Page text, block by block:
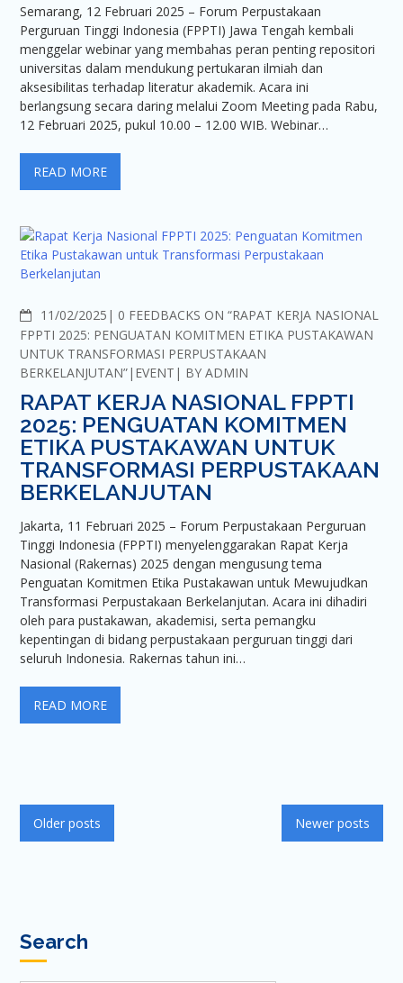
Semarang, 12 Februari 2025 – Forum Perpustakaan
Perguruan Tinggi Indonesia (FPPTI) Jawa Tengah kembali
menggelar webinar yang membahas peran penting repositori
universitas dalam mendukung pertukaran ilmiah dan
aksesibilitas terhadap literatur akademik. Acara ini
berlangsung secara daring melalui Zoom Meeting pada Rabu,
12 Februari 2025, pukul 10.00 – 12.00 WIB. Webinar…
READ MORE
11/02/2025 COMMENTS
0 FEEDBACKS ON “RAPAT KERJA NASIONAL
FPPTI 2025: PENGUATAN KOMITMEN ETIKA PUSTAKAWAN
UNTUK TRANSFORMASI PERPUSTAKAAN
BERKELANJUTAN” EVENT BYADMIN
RAPAT KERJA NASIONAL FPPTI
2025: PENGUATAN KOMITMEN
ETIKA PUSTAKAWAN UNTUK
TRANSFORMASI PERPUSTAKAAN
BERKELANJUTAN
Jakarta, 11 Februari 2025 – Forum Perpustakaan Perguruan
Tinggi Indonesia (FPPTI) menyelenggarakan Rapat Kerja
Nasional (Rakernas) 2025 dengan mengusung tema
Penguatan Komitmen Etika Pustakawan untuk Mewujudkan
Transformasi Perpustakaan Berkelanjutan. Acara ini dihadiri
oleh para pustakawan, akademisi, serta pemangku
kepentingan di bidang perpustakaan perguruan tinggi dari
seluruh Indonesia. Rakernas tahun ini…
READ MORE
Posts
navigation
Older posts Newer posts
Search